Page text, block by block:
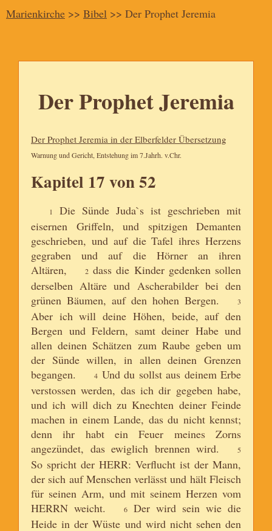
Der Prophet Jeremia
Der Prophet Jeremia in der Elberfelder Übersetzung
Warnung und Gericht, Entstehung im 7.Jahrh. v.Chr.
Kapitel 17 von 52
1
Die Sünde Juda`s ist geschrieben mit
eisernen Griffeln, und spitzigen Demanten
geschrieben, und auf die Tafel ihres Herzens
gegraben und auf die Hörner an ihren
Altären,
2 dass die Kinder gedenken sollen
derselben Altäre und Ascherabilder bei den
grünen Bäumen, auf den hohen Bergen.
3
Aber ich will deine Höhen, beide, auf den
Bergen und Feldern, samt deiner Habe und
allen deinen Schätzen zum Raube geben um
der Sünde willen, in allen deinen Grenzen
begangen.
4 Und du sollst aus deinem Erbe
verstossen werden, das ich dir gegeben habe,
und ich will dich zu Knechten deiner Feinde
machen in einem Lande, das du nicht kennst;
denn ihr habt ein Feuer meines Zorns
angezündet, das ewiglich brennen wird.
5
So spricht der HERR: Verflucht ist der Mann,
der sich auf Menschen verlässt und hält Fleisch
für seinen Arm, und mit seinem Herzen vom
HERRN weicht.
6
Der wird sein wie die
Heide in der Wüste und wird nicht sehen den
Marienkirche >> Bibel >> Der Prophet Jeremia